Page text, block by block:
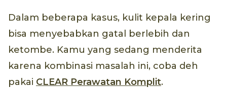
Dalam beberapa kasus, kulit kepala kering
bisa menyebabkan gatal berlebih dan
ketombe. Kamu yang sedang menderita
karena kombinasi masalah ini, coba deh
pakai CLEAR Perawatan Komplit.